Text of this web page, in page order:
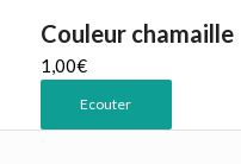
Couleur chamaille
1,00€
Ecouter